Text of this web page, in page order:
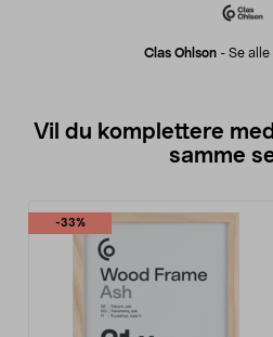
Clas Ohlson- Se alle
Vil du komplettere
samme
-33%